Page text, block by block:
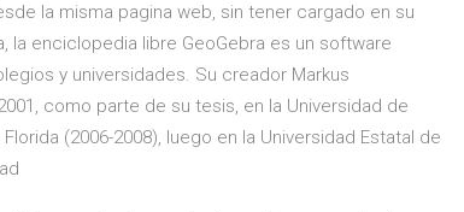
la misma pagina web, sin tener cargado en su
la enciclopedia libre GeoGebra es un software
y universidades. Su creador Markus
como parte de su tesis, en la Universidad de
(2006-2008), luego en la Universidad Estatal de